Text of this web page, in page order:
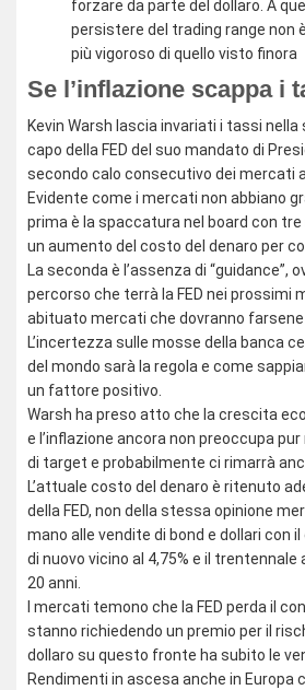
forzare da parte del dollaro. A
persistere del trading range non
più vigoroso di quello visto finora
Se l’inflazione scappa i
Kevin Warsh lascia invariati i tassi nella
capo della FED del suo mandato di
secondo calo consecutivo dei mercati
Evidente come i mercati non abbiano
prima è la spaccatura nel board con
un aumento del costo del denaro per
La seconda è l’assenza di “guidance”,
percorso che terrà la FED nei prossimi
abituato mercati che dovranno farsene
L’incertezza sulle mosse della banca
del mondo sarà la regola e come
un fattore positivo.
Warsh ha preso atto che la crescita
e l’inflazione ancora non preoccupa
di target e probabilmente ci rimarrà
L’attuale costo del denaro è ritenuto
della FED, non della stessa opinione
mano alle vendite di bond e dollari con
di nuovo vicino al 4,75% e il
20 anni.
I mercati temono che la FED perda il
stanno richiedendo un premio per il
dollaro su questo fronte ha subito le
Rendimenti in ascesa anche in Europa